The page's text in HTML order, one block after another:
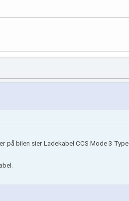
på bilen sier Ladekabel CCS Mode 3 Type